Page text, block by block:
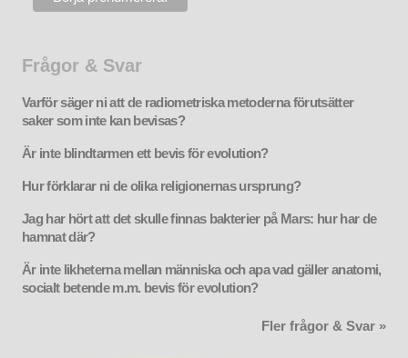
Frågor & Svar
Varför säger ni att de radiometriska metoderna förutsätter
saker som inte kan bevisas?
Är inte blindtarmen ett bevis för evolution?
Hur förklarar ni de olika religionernas ursprung?
Jag har hört att det skulle finnas bakterier på Mars: hur har de
hamnat där?
Är inte likheterna mellan människa och apa vad gäller anatomi,
socialt betende m.m. bevis för evolution?
Fler frågor & Svar »